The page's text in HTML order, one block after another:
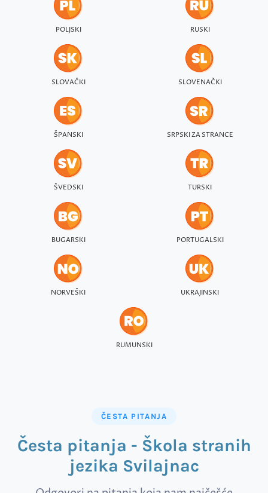
POLJSKI RUSKI
SLOVAČKI SLOVENAČKI
ŠPANSKI SRPSKI ZA STRANCE
ŠVEDSKI TURSKI
BUGARSKI PORTUGALSKI
NORVEŠKI UKRAJINSKI
RUMUNSKI
ČESTA PITANJA
Česta pitanja - Škola stranih
jezika Svilajnac